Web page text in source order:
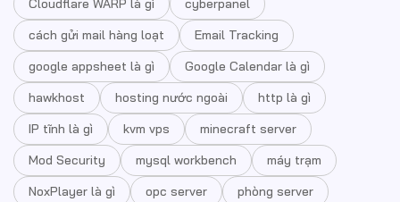
Cloudflare WARP là gì
cyberpanel
cách gửi mail hàng loạt
Email Tracking
google appsheet là gì
Google Calendar là gì
hawkhost
hosting nước ngoài
http là gì
IP tĩnh là gì
kvm vps
minecraft server
Mod Security
mysql workbench
máy trạm
NoxPlayer là gì
opc server
phòng server